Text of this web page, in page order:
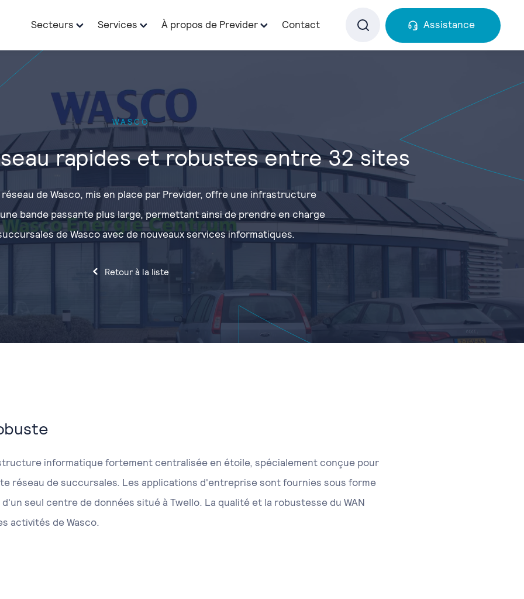
Secteurs Services À propos de Previder Contact Assistance
WASCO
rapides et robustes entre 32 sites
de Wasco, mis en place par Previder, offre une infrastructure
bande passante plus large, permettant ainsi de prendre en charge
de Wasco avec de nouveaux services informatiques.
Retour à la liste
informatique fortement centralisée en étoile, spécialement conçue pour
réseau de succursales. Les applications d'entreprise sont fournies sous forme
seul centre de données situé à Twello. La qualité et la robustesse du WAN
activités de Wasco.